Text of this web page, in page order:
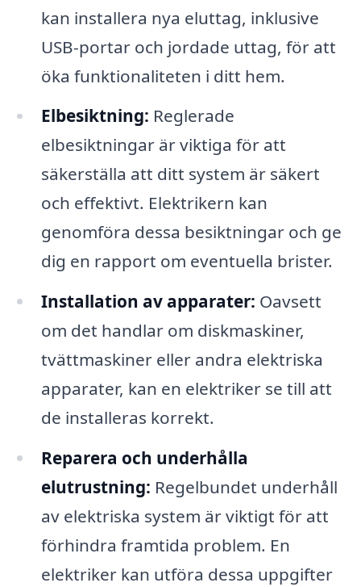
kan installera nya eluttag, inklusive
USB-portar och jordade uttag, för att
öka funktionaliteten i ditt hem.
Elbesiktning: Reglerade
elbesiktningar är viktiga för att
säkerställa att ditt system är säkert
och effektivt. Elektrikern kan
genomföra dessa besiktningar och ge
dig en rapport om eventuella brister.
Installation av apparater: Oavsett
om det handlar om diskmaskiner,
tvättmaskiner eller andra elektriska
apparater, kan en elektriker se till att
de installeras korrekt.
Reparera och underhålla
elutrustning: Regelbundet underhåll
av elektriska system är viktigt för att
förhindra framtida problem. En
elektriker kan utföra dessa uppgifter